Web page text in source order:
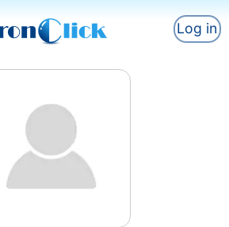
Log in